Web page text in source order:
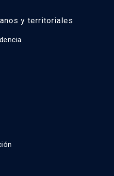
y territoriales